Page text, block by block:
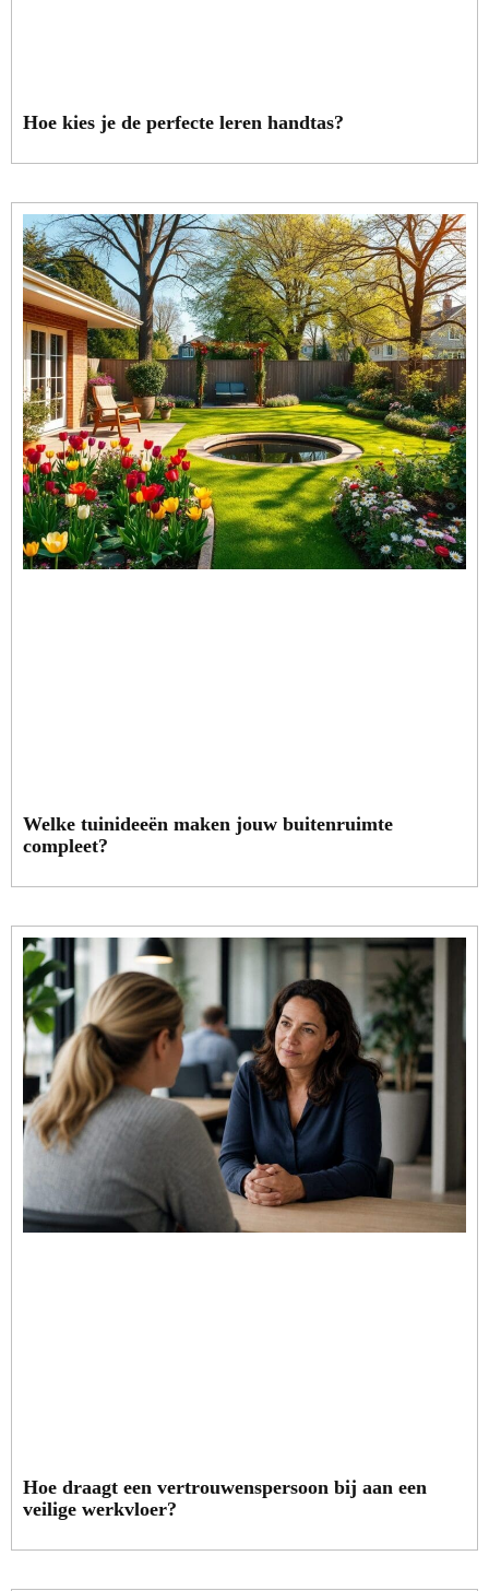
Hoe kies je de perfecte leren handtas?
Welke tuinideeën maken jouw buitenruimte
compleet?
Hoe draagt een vertrouwenspersoon bij aan een
veilige werkvloer?